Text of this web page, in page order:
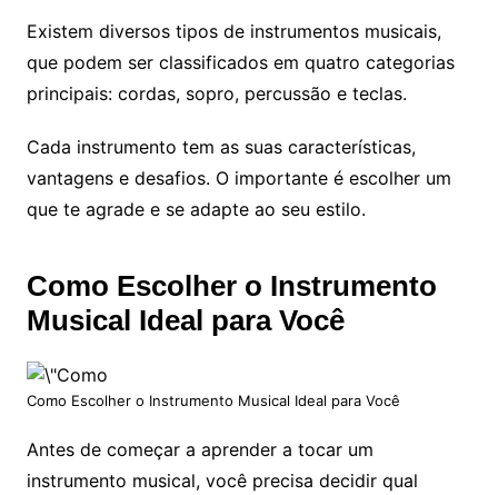
Existem diversos tipos de instrumentos musicais,
que podem ser classificados em quatro categorias
principais: cordas, sopro, percussão e teclas.
Cada instrumento tem as suas características,
vantagens e desafios. O importante é escolher um
que te agrade e se adapte ao seu estilo.
Como Escolher o Instrumento
Musical Ideal para Você
Como Escolher o Instrumento Musical Ideal para Você
Antes de começar a aprender a tocar um
instrumento musical, você precisa decidir qual